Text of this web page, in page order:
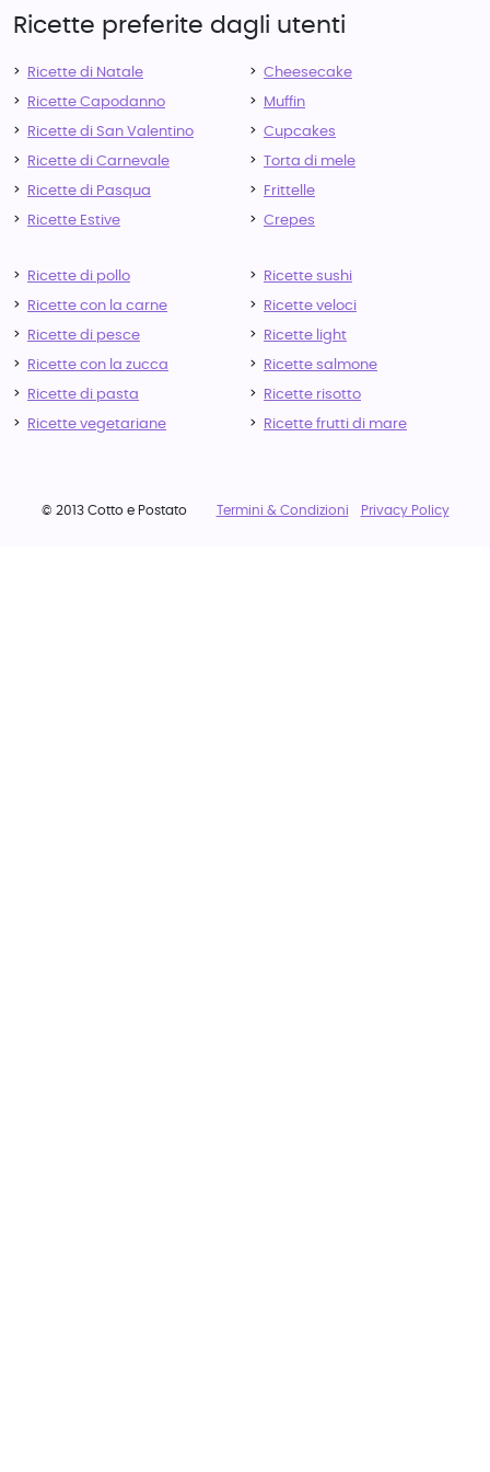
Ricette preferite dagli utenti
Ricette di Natale
Ricette Capodanno
Ricette di San Valentino
Ricette di Carnevale
Ricette di Pasqua
Ricette Estive
Cheesecake
Muffin
Cupcakes
Torta di mele
Frittelle
Crepes
Ricette di pollo
Ricette con la carne
Ricette di pesce
Ricette con la zucca
Ricette di pasta
Ricette vegetariane
Ricette sushi
Ricette veloci
Ricette light
Ricette salmone
Ricette risotto
Ricette frutti di mare
© 2013 Cotto e Postato Termini & Condizioni Privacy Policy